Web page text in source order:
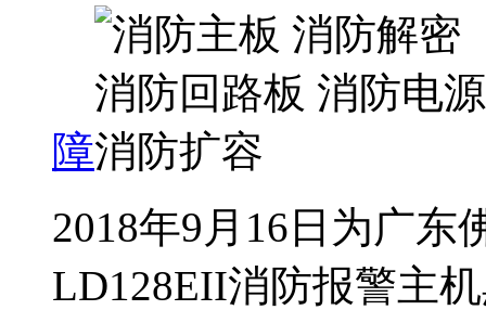
障
2018年9月16日为广东
LD128EII消防报警主